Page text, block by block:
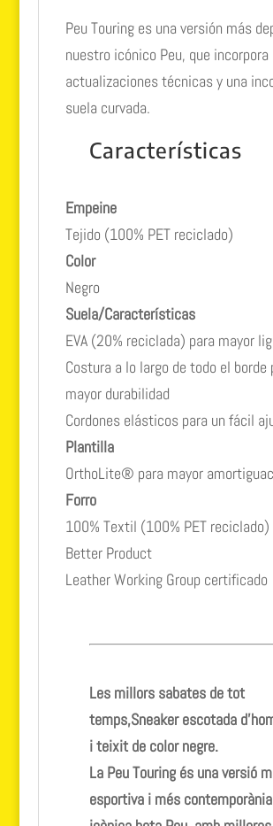
Peu Touring es una versión más
nuestro icónico Peu, que incorpora
actualizaciones técnicas y una
suela curvada.
Características
Empeine
Tejido (100% PET reciclado)
Color
Negro
Suela/Características
EVA (20% reciclada) para mayor
Costura a lo largo de todo el borde
mayor durabilidad
Cordones elásticos para un fácil
Plantilla
OrthoLite® para mayor
Forro
100% Textil (100% PET reciclado)
Better Product
Leather Working Group certificado
Les millors sabates de tot
temps,Sneaker escotada
i teixit de color negre.
La Peu Touring és una versió
esportiva i més